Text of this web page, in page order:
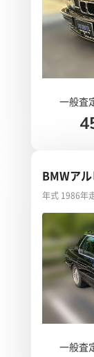
一般査
BMWア
年式 1986年
一般査